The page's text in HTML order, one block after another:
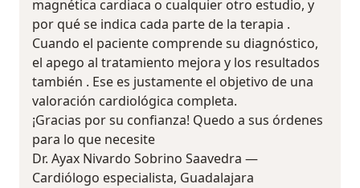
magnética cardiaca o cualquier otro estudio, y
por qué se indica cada parte de la terapia .
Cuando el paciente comprende su diagnóstico,
el apego al tratamiento mejora y los resultados
también . Ese es justamente el objetivo de una
valoración cardiológica completa.
¡Gracias por su confianza! Quedo a sus órdenes
para lo que necesite
Dr. Ayax Nivardo Sobrino Saavedra —
Cardiólogo especialista, Guadalajara ‍